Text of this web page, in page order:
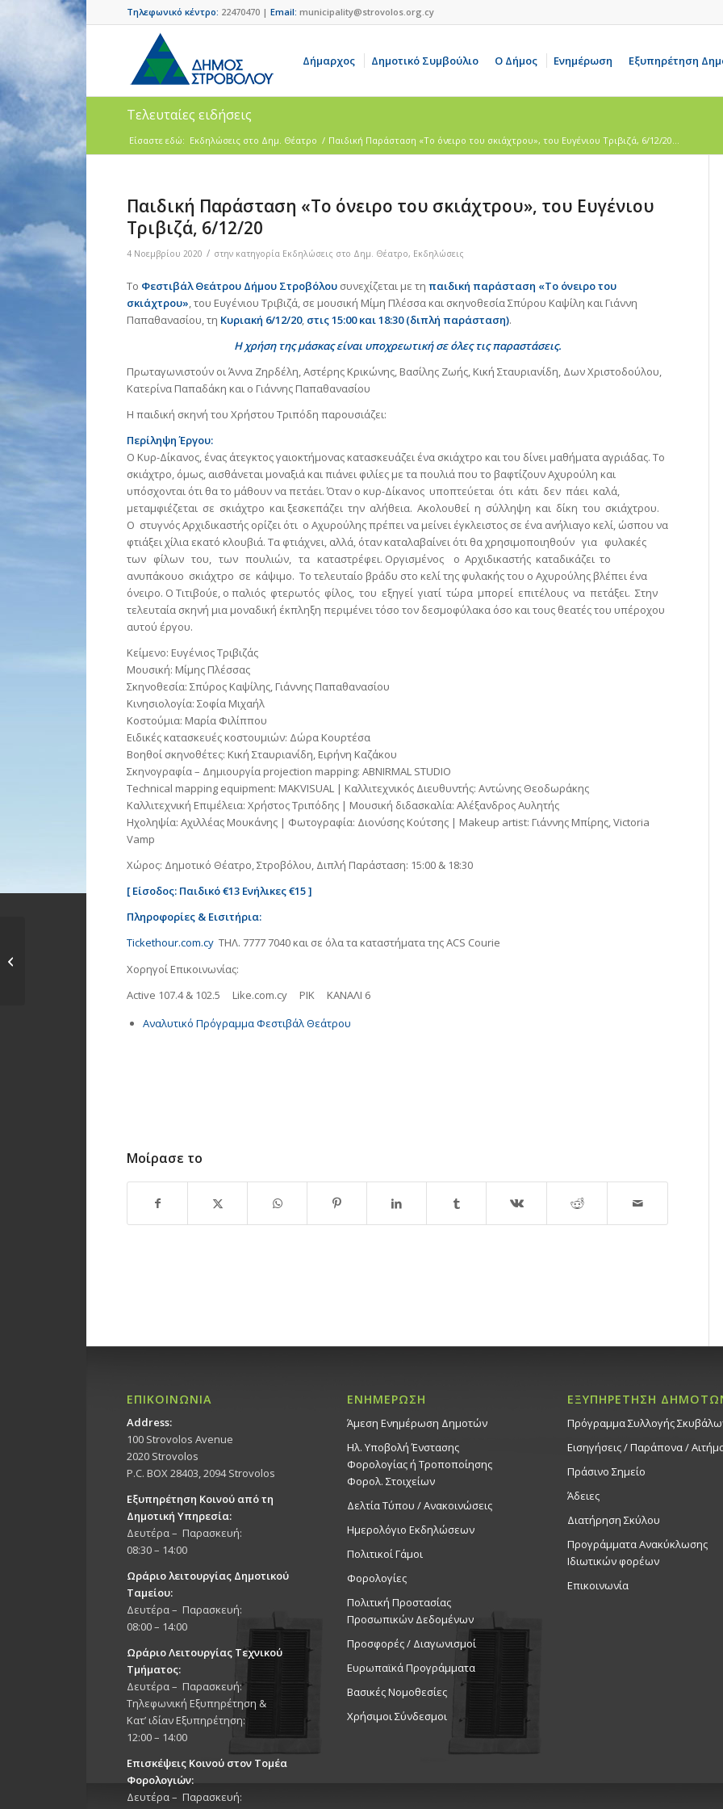
Τηλεφωνικό κέντρο: 22470470 | Email: municipality@strovolos.org.cy
Δήμαρχος Δημοτικό Συμβούλιο Ο Δήμος Ενημέρωση Εξυπηρέτηση
Τελευταίες ειδήσεις
Είσαστε εδώ: Eκδηλώσεις στο Δημ. Θέατρο / Παιδική Παράσταση «Το όνειρο του σκιάχτρου», του Ευγένιου Τριβιζά, 6/12/20...
Παιδική Παράσταση «Το όνειρο του σκιάχτρου», του Ευγένιου
Τριβιζά, 6/12/20
4 Νοεμβρίου 2020 / στην κατηγορία Eκδηλώσεις στο Δημ. Θέατρο, Εκδηλώσεις
Το Φεστιβάλ Θεάτρου Δήμου Στροβόλου συνεχίζεται με τη παιδική παράσταση «Το όνειρο του
σκιάχτρου», του Ευγένιου Τριβιζά, σε μουσική Μίμη Πλέσσα και σκηνοθεσία Σπύρου Καψίλη και Γιάννη
Παπαθανασίου, τη Κυριακή 6/12/20, στις 15:00 και 18:30 (διπλή παράσταση).
Η χρήση της μάσκας είναι υποχρεωτική σε όλες τις παραστάσεις.
Πρωταγωνιστούν οι Άννα Ζηρδέλη, Αστέρης Κρικώνης, Βασίλης Ζωής, Κική Σταυριανίδη, Δων Χριστοδούλου,
Κατερίνα Παπαδάκη και ο Γιάννης Παπαθανασίου
Η παιδική σκηνή του Χρήστου Τριπόδη παρουσιάζει:
Περίληψη Έργου:
Ο Κυρ-Δίκανος, ένας άτεγκτος γαιοκτήμονας κατασκευάζει ένα σκιάχτρο και του δίνει μαθήματα αγριάδας. Το
σκιάχτρο, όμως, αισθάνεται μοναξιά και πιάνει φιλίες με τα πουλιά που το βαφτίζουν Αχυρούλη και
υπόσχονται ότι θα το μάθουν να πετάει. Όταν ο κυρ-Δίκανος υποπτεύεται ότι κάτι δεν πάει καλά,
μεταμφιέζεται σε σκιάχτρο και ξεσκεπάζει την αλήθεια. Ακολουθεί η σύλληψη και δίκη του σκιάχτρου.
Ο στυγνός Αρχιδικαστής ορίζει ότι ο Αχυρούλης πρέπει να μείνει έγκλειστος σε ένα ανήλιαγο κελί, ώσπου να
φτιάξει χίλια εκατό κλουβιά. Τα φτιάχνει, αλλά, όταν καταλαβαίνει ότι θα χρησιμοποιηθούν για φυλακές
των φίλων του, των πουλιών, τα καταστρέφει. Οργισμένος ο Αρχιδικαστής καταδικάζει το
ανυπάκουο σκιάχτρο σε κάψιμο. Το τελευταίο βράδυ στο κελί της φυλακής του ο Αχυρούλης βλέπει ένα
όνειρο. Ο Τιτιβούε, ο παλιός φτερωτός φίλος, του εξηγεί γιατί τώρα μπορεί επιτέλους να πετάξει. Στην
τελευταία σκηνή μια μοναδική έκπληξη περιμένει τόσο τον δεσμοφύλακα όσο και τους θεατές του υπέροχου
αυτού έργου.
Κείμενο: Ευγένιος Τριβιζάς
Μουσική: Μίμης Πλέσσας
Σκηνοθεσία: Σπύρος Καψίλης, Γιάννης Παπαθανασίου
Κινησιολογία: Σοφία Μιχαήλ
Κοστούμια: Μαρία Φιλίππου
Ειδικές κατασκευές κοστουμιών: Δώρα Κουρτέσα
Βοηθοί σκηνοθέτες: Κική Σταυριανίδη, Ειρήνη Καζάκου
Σκηνογραφία – Δημιουργία projection mapping: ABNIRMAL STUDIO
Technical mapping equipment: MAKVISUAL | Καλλιτεχνικός Διευθυντής: Αντώνης Θεοδωράκης
Καλλιτεχνική Επιμέλεια: Χρήστος Τριπόδης | Μουσική διδασκαλία: Αλέξανδρος Αυλητής
Ηχοληψία: Αχιλλέας Μουκάνης | Φωτογραφία: Διονύσης Κούτσης | Makeup artist: Γιάννης Μπίρης, Victoria
Vamp
Xώρος: Δημοτικό Θέατρο, Στροβόλου, Διπλή Παράσταση: 15:00 & 18:30
[ Είσοδος: Παιδικό €13 Ενήλικες €15 ]
Πληροφορίες & Εισιτήρια:
Tickethour.com.cy ΤΗΛ. 7777 7040 και σε όλα τα καταστήματα της ACS Courie
Χορηγοί Επικοινωνίας:
Active 107.4 & 102.5 Like.com.cy ΡΙΚ ΚΑΝΑΛΙ 6
Αναλυτικό Πρόγραμμα Φεστιβάλ Θεάτρου
Μοίρασε το
ΕΠΙΚΟΙΝΩΝΙΑ
Address:
100 Strovolos Avenue
2020 Strovolos
P.C. BOX 28403, 2094 Strovolos
Εξυπηρέτηση Κοινού από τη
Δημοτική Υπηρεσία:
Δευτέρα – Παρασκευή:
08:30 – 14:00
Ωράριο λειτουργίας Δημοτικού
Ταμείου:
Δευτέρα – Παρασκευή:
08:00 – 14:00
Ωράριο Λειτουργίας Τεχνικού
Τμήματος:
Δευτέρα – Παρασκευή:
Τηλεφωνική Εξυπηρέτηση &
Κατ’ ιδίαν Εξυπηρέτηση:
12:00 – 14:00
Επισκέψεις Κοινού στον Τομέα
Φορολογιών:
Δευτέρα – Παρασκευή:
ΕΝΗΜΕΡΩΣΗ
Άμεση Ενημέρωση Δημοτών
Ηλ. Υποβολή Ένστασης
Φορολογίας ή Τροποποίησης
Φορολ. Στοιχείων
Δελτία Τύπου / Ανακοινώσεις
Ημερολόγιο Εκδηλώσεων
Πολιτικοί Γάμοι
Φορολογίες
Πολιτική Προστασίας
Προσωπικών Δεδομένων
Προσφορές / Διαγωνισμοί
Ευρωπαϊκά Προγράμματα
Βασικές Νομοθεσίες
Χρήσιμοι Σύνδεσμοι
ΕΞΥΠΗΡΕΤΗΣΗ
Πρόγραμμα Συλλογής
Εισηγήσεις / Παράπονα /
Πράσινο Σημείο
Άδειες
Διατήρηση Σκύλου
Προγράμματα Ανακύκλωσης
Ιδιωτικών φορέων
Επικοινωνία
Θεατρική Παράσταση